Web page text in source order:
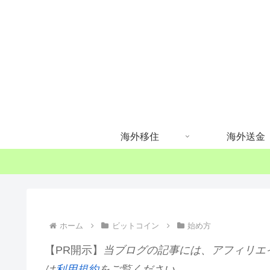
海外移住 海外送金
ホーム ビットコイン 始め方
【PR開示】
当ブログの記事には、アフィリ